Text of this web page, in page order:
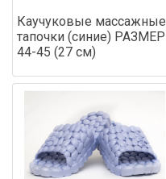
Каучуковые массажные
тапочки (синие) РАЗМЕР
44-45 (27 см)